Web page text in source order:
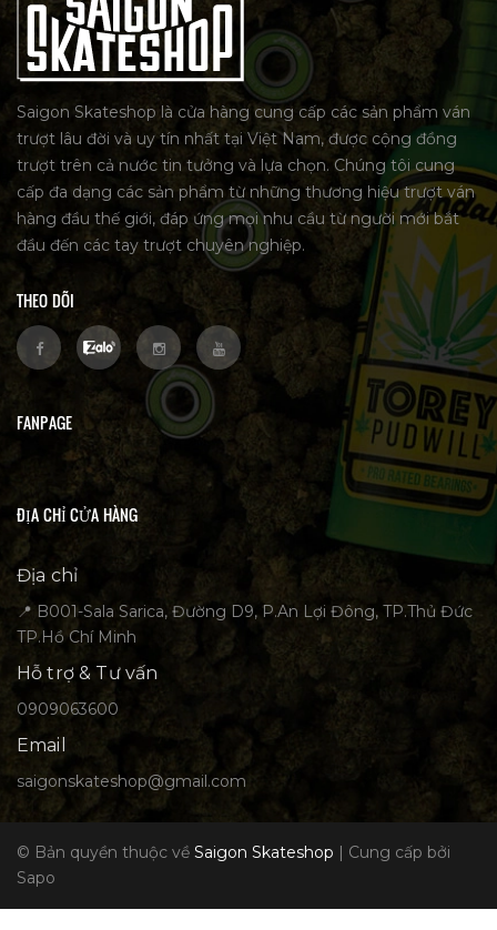
Saigon Skateshop là cửa hàng cung cấp các sản phẩm ván
trượt lâu đời và uy tín nhất tại Việt Nam, được cộng đồng
trượt trên cả nước tin tưởng và lựa chọn. Chúng tôi cung
cấp đa dạng các sản phẩm từ những thương hiệu trượt ván
hàng đầu thế giới, đáp ứng mọi nhu cầu từ người mới bắt
đầu đến các tay trượt chuyên nghiệp.
THEO DÕI
FANPAGE
ĐỊA CHỈ CỬA HÀNG
Địa chỉ
📍 B001-Sala Sarica, Đường D9, P.An Lợi Đông, TP.Thủ Đức
TP.Hồ Chí Minh
Hỗ trợ & Tư vấn
0909063600
Email
saigonskateshop@gmail.com
© Bản quyền thuộc về Saigon Skateshop | Cung cấp bởi
Sapo